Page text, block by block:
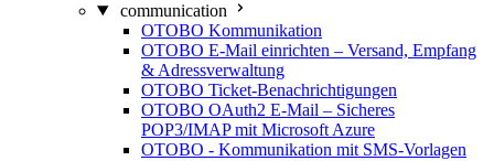
communication
OTOBO Kommunikation
OTOBO E-Mail einrichten – Versand, Empfang
& Adressverwaltung
OTOBO Ticket-Benachrichtigungen
OTOBO OAuth2 E-Mail – Sicheres
POP3/IMAP mit Microsoft Azure
OTOBO - Kommunikation mit SMS-Vorlagen